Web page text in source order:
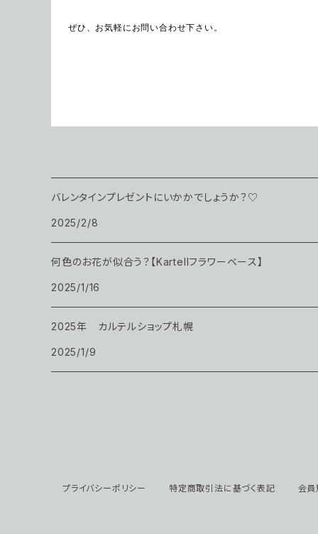
ぜひ、お気軽にお問い合わせ下さい。
バレンタインプレゼントにいかかでしょうか？♡
2025/2/8
何色のお花が似合う？【Kartellフラワーベース】
2025/1/16
2025年 カルテルショップ札幌
2025/1/9
プライバシーポリシー 特定商取引法に基づく表記 会